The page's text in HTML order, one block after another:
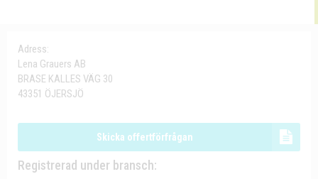
Adress:
Lena Grauers AB
BRASE KALLES VÄG 30
43351 ÖJERSJÖ
Skicka offertförfrågan
Registrerad under bransch: